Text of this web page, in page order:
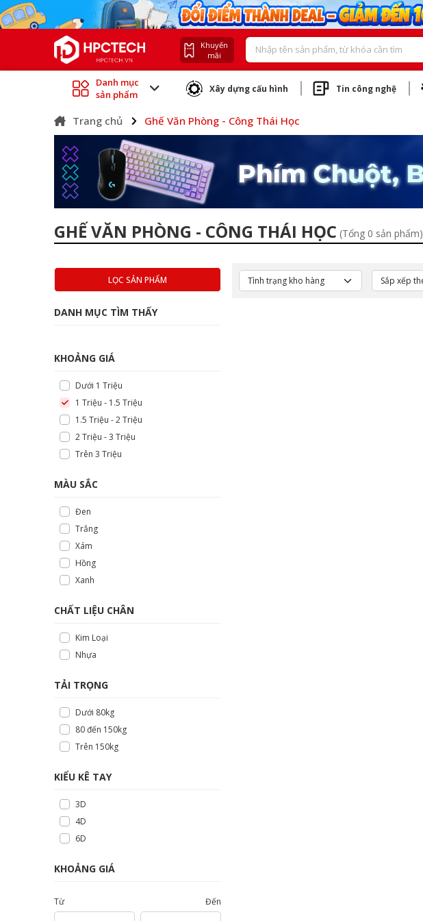
Khuyến
mãi
Danh mục
sản phẩm
Xây dựng cấu hình Tin công nghệ
Trang chủ Ghế Văn Phòng - Công Thái Học
GHẾ VĂN PHÒNG - CÔNG THÁI HỌC (Tổng 0 sản phẩm)
LỌC SẢN PHẨM
DANH MỤC TÌM THẤY
KHOẢNG GIÁ
Dưới 1 Triệu
1 Triệu - 1.5 Triệu
1.5 Triệu - 2 Triệu
2 Triệu - 3 Triệu
Trên 3 Triệu
MÀU SẮC
Đen
Trắng
Xám
Hồng
Xanh
CHẤT LIỆU CHÂN
Kim Loại
Nhựa
TẢI TRỌNG
Dưới 80kg
80 đến 150kg
Trên 150kg
KIỂU KÊ TAY
3D
4D
6D
KHOẢNG GIÁ
Từ Đến